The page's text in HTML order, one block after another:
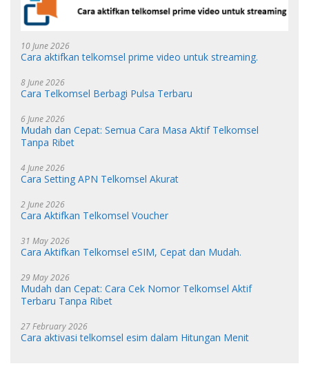
10 June 2026
Cara aktifkan telkomsel prime video untuk streaming.
8 June 2026
Cara Telkomsel Berbagi Pulsa Terbaru
6 June 2026
Mudah dan Cepat: Semua Cara Masa Aktif Telkomsel
Tanpa Ribet
4 June 2026
Cara Setting APN Telkomsel Akurat
2 June 2026
Cara Aktifkan Telkomsel Voucher
31 May 2026
Cara Aktifkan Telkomsel eSIM, Cepat dan Mudah.
29 May 2026
Mudah dan Cepat: Cara Cek Nomor Telkomsel Aktif
Terbaru Tanpa Ribet
27 February 2026
Cara aktivasi telkomsel esim dalam Hitungan Menit